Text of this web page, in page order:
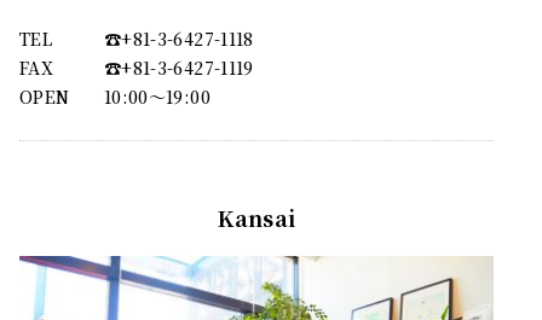
TEL
☎︎+81-3-6427-1118
FAX
☎︎+81-3-6427-1119
OPEN
10:00〜19:00
Kansai